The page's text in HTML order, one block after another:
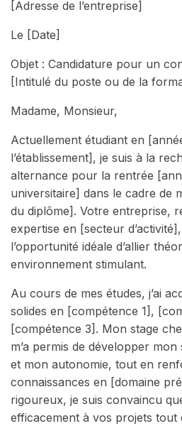
[Adresse de l’entreprise]
Le [Date]
Objet : Candidature pour un
[Intitulé du poste ou de la
Madame, Monsieur,
Actuellement étudiant en
l’établissement], je suis à la
alternance pour la rentrée
universitaire] dans le cadre de
du diplôme]. Votre entreprise,
expertise en [secteur
l’opportunité idéale d’allier
environnement stimulant.
Au cours de mes études, j’ai
solides en [compétence 1],
[compétence 3]. Mon stage
m’a permis de développer mon
et mon autonomie, tout en
connaissances en [domaine
rigoureux, je suis convaincu
efficacement à vos projets